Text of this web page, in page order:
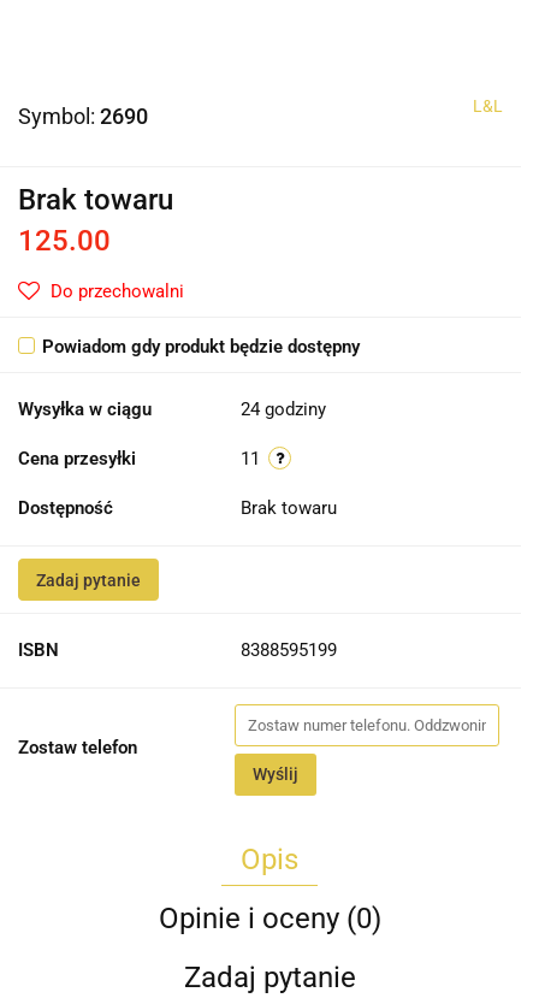
Symbol: 2690 L&L
Brak towaru
125.00
Do przechowalni
Powiadom gdy produkt będzie dostępny
Wysyłka w ciągu 24 godziny
Cena przesyłki 11
Dostępność Brak towaru
Zadaj pytanie
ISBN 8388595199
Zostaw telefon
Wyślij
Opis
Opinie i oceny (0)
Zadaj pytanie